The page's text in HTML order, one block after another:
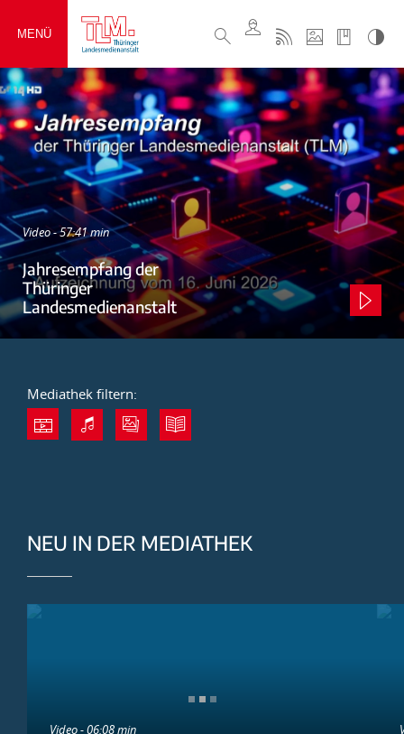
MENÜ
Video - 57:41 min
Jahresempfang der
Thüringer
Landesmedienanstalt
Mediathek filtern:
NEU IN DER MEDIATHEK
Video - 06:08 min